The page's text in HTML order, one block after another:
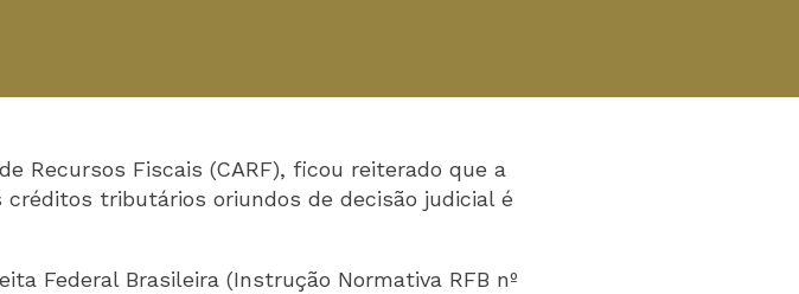
Recursos Fiscais (CARF), ficou reiterado que a
tributários oriundos de decisão judicial é
Federal Brasileira (Instrução Normativa RFB nº